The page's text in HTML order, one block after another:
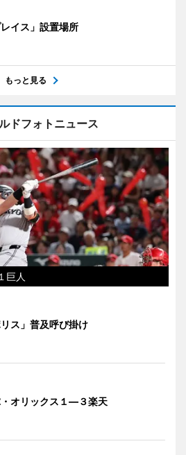
レイス」設置場所
もっと見る
ドフォトニュース
巨人
リス」普及呼び掛け
オリックス１―３楽天